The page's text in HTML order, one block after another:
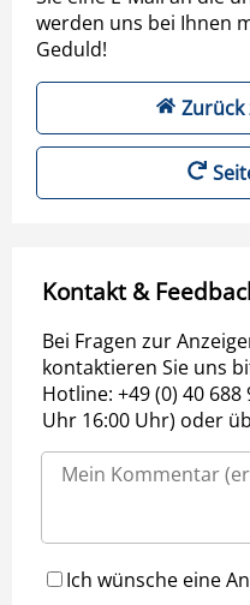
werden uns bei Ihnen
Geduld!
Kontakt &
Bei Fragen zur
kontaktieren Sie uns
Hotline: +49 (0) 40 688
Uhr 16:00 Uhr) oder
Ich wünsche eine